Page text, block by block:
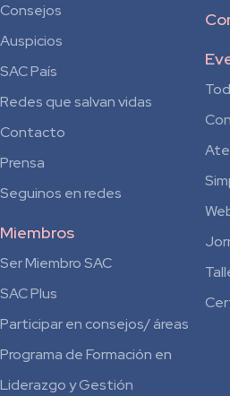
Consejos
Auspicios
SAC País
Redes que salvan vidas
Contacto
Prensa
Seguinos en redes
Miembros
Ser Miembro SAC
SAC Plus
Participar en consejos/ áreas
Programa de Formación en
Liderazgo y Gestión